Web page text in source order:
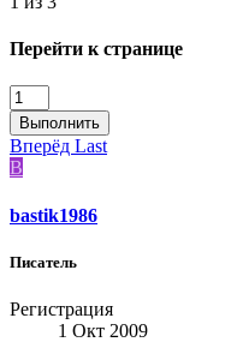
Перейти к странице
Выполнить
Вперёд Last
B
bastik1986
Писатель
Регистрация
1 Окт 2009